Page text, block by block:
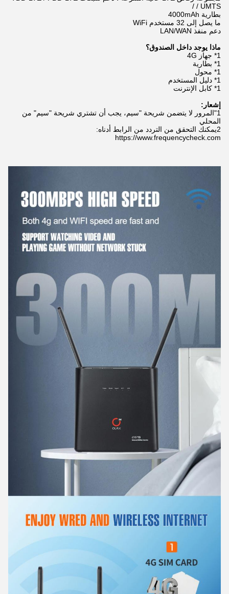
/ UMTS /
بطارية 4000mAh
ما يصل إلى 32 مستخدم WiFi
دعم منفذ LAN/WAN
ماذا يوجد داخل الصندوق؟
1* جهاز 4G
1* بطارية
1* محول
1* دليل المستخدم
1* كابل الإنترنت
إشعار:
1"المرور لا يتضمن شريحة "سيم، يجب أن تشتري شريحة "سيم" من
المحلي
2يمكنك التحقق من التردد من الرابط أدناه:
https://www.frequencycheck.com